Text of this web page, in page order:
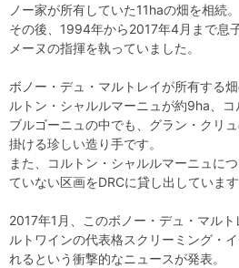
ノー家が所有していた11haの畑を相続。
その後、1994年から2017年4月まで息
メーヌの指揮を執っていました。
ボノー・デュ・マルトレイが所有する
ルトン・シャルルマーニュが約9ha、コ
ブルゴーニュの中でも、グラン・クリ
掛ける珍しい造り手です。
また、コルトン・シャルルマーニュに
ていない区画をDRCに貸し出しています
2017年1月、このボノー・デュ・マル
ルトワインの代表格スクリーミング・
れるという衝撃的なニュースが発表。